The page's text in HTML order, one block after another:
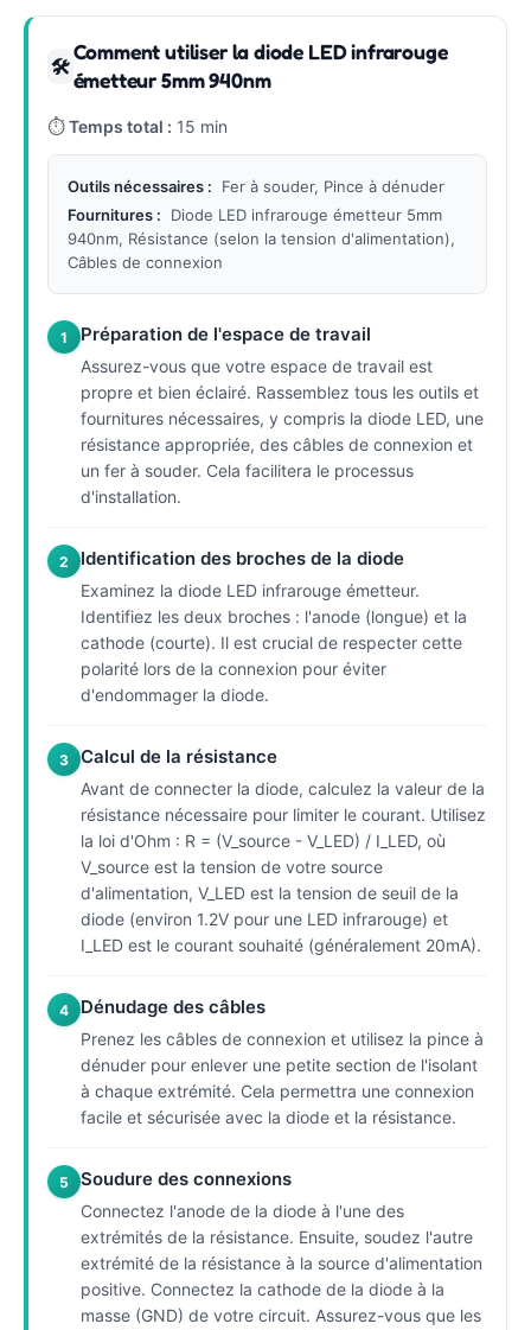
🛠
Comment utiliser la diode LED infrarouge
émetteur 5mm 940nm
⏱Temps total : 15 min
Outils nécessaires :
Fer à souder, Pince à dénuder
Fournitures :
Diode LED infrarouge émetteur 5mm
940nm, Résistance (selon la tension d'alimentation),
Câbles de connexion
1 Préparation de l'espace de travail
Assurez-vous que votre espace de travail est
propre et bien éclairé. Rassemblez tous les outils et
fournitures nécessaires, y compris la diode LED, une
résistance appropriée, des câbles de connexion et
un fer à souder. Cela facilitera le processus
d'installation.
2 Identification des broches de la diode
Examinez la diode LED infrarouge émetteur.
Identifiez les deux broches : l'anode (longue) et la
cathode (courte). Il est crucial de respecter cette
polarité lors de la connexion pour éviter
d'endommager la diode.
3 Calcul de la résistance
Avant de connecter la diode, calculez la valeur de la
résistance nécessaire pour limiter le courant. Utilisez
la loi d'Ohm : R = (V_source - V_LED) / I_LED, où
V_source est la tension de votre source
d'alimentation, V_LED est la tension de seuil de la
diode (environ 1.2V pour une LED infrarouge) et
I_LED est le courant souhaité (généralement 20mA).
4 Dénudage des câbles
Prenez les câbles de connexion et utilisez la pince à
dénuder pour enlever une petite section de l'isolant
à chaque extrémité. Cela permettra une connexion
facile et sécurisée avec la diode et la résistance.
5 Soudure des connexions
Connectez l'anode de la diode à l'une des
extrémités de la résistance. Ensuite, soudez l'autre
extrémité de la résistance à la source d'alimentation
positive. Connectez la cathode de la diode à la
masse (GND) de votre circuit. Assurez-vous que les